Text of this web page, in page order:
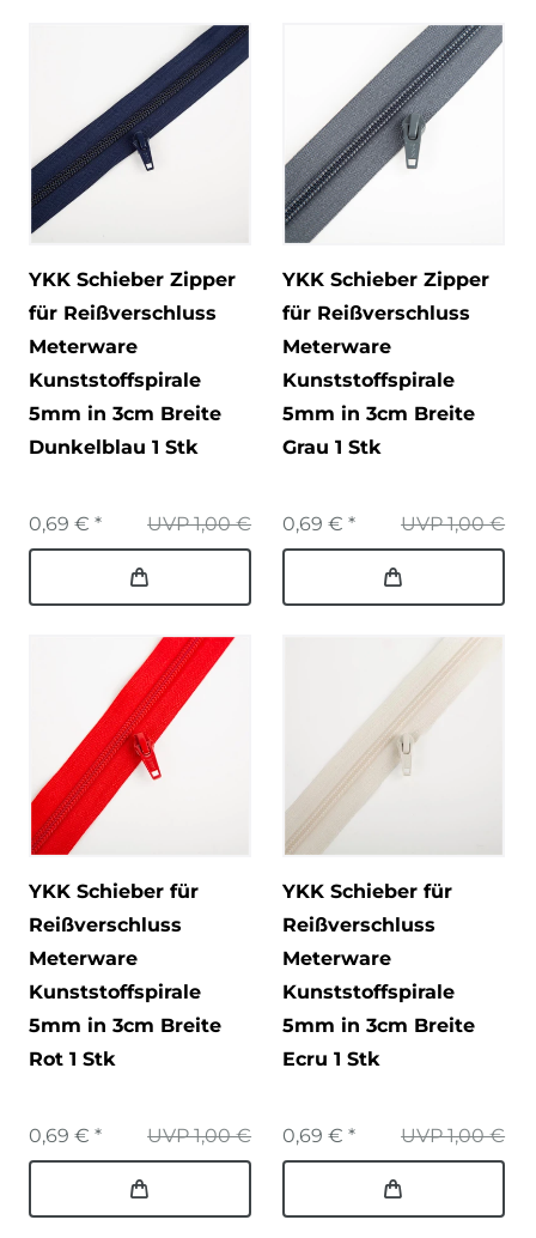
YKK Schieber Zipper
für Reißverschluss
Meterware
Kunststoffspirale
5mm in 3cm Breite
Dunkelblau 1 Stk
UVP 1,00 €
0,69 € *
YKK Schieber Zipper
für Reißverschluss
Meterware
Kunststoffspirale
5mm in 3cm Breite
Grau 1 Stk
UVP 1,00 €
0,69 € *
YKK Schieber für
Reißverschluss
Meterware
Kunststoffspirale
5mm in 3cm Breite
Rot 1 Stk
UVP 1,00 €
0,69 € *
YKK Schieber für
Reißverschluss
Meterware
Kunststoffspirale
5mm in 3cm Breite
Ecru 1 Stk
UVP 1,00 €
0,69 € *